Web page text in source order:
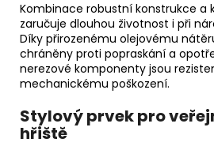
Kombinace robustní konstrukce a
zaručuje dlouhou životnost i při
Díky přirozenému olejovému
chráněny proti popraskání a
nerezové komponenty jsou
mechanickému poškození.
Stylový prvek pro
hřiště